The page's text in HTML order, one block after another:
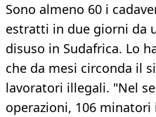
Sono almeno 60 i
estratti in due giorni da
disuso in Sudafrica. Lo
che da mesi circonda il
lavoratori illegali. "Nel
operazioni, 106